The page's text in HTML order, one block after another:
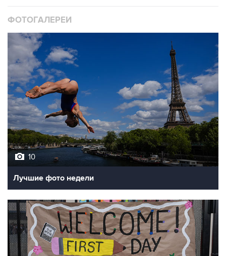
10
Лучшие фото недели